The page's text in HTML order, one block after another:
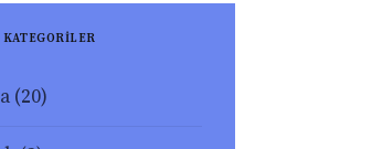
KATEGORİLER
(20)